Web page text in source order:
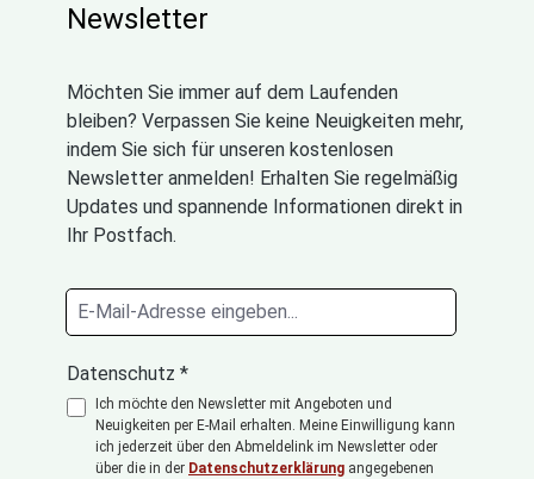
Newsletter
Möchten Sie immer auf dem Laufenden
bleiben? Verpassen Sie keine Neuigkeiten mehr,
indem Sie sich für unseren kostenlosen
Newsletter anmelden! Erhalten Sie regelmäßig
Updates und spannende Informationen direkt in
Ihr Postfach.
Datenschutz *
Ich möchte den Newsletter mit Angeboten und
Neuigkeiten per E-Mail erhalten. Meine Einwilligung kann
ich jederzeit über den Abmeldelink im Newsletter oder
über die in der Datenschutzerklärung angegebenen